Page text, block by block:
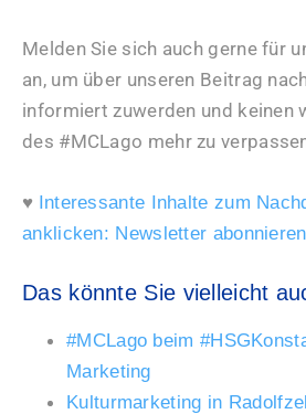
Melden Sie sich auch gerne für
an, um über unseren Beitrag
informiert zuwerden und keinen
des #MCLago mehr zu
♥ Interessante Inhalte zum
anklicken: Newsletter abonnieren
Das könnte Sie vielleicht
#MCLago beim
Marketing
Kulturmarketing in